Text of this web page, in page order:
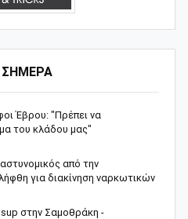
Έβρου: "Πρέπει να
του κλάδου μας"
από την
για διακίνηση ναρκωτικών
sup στην Σαμοθράκη -